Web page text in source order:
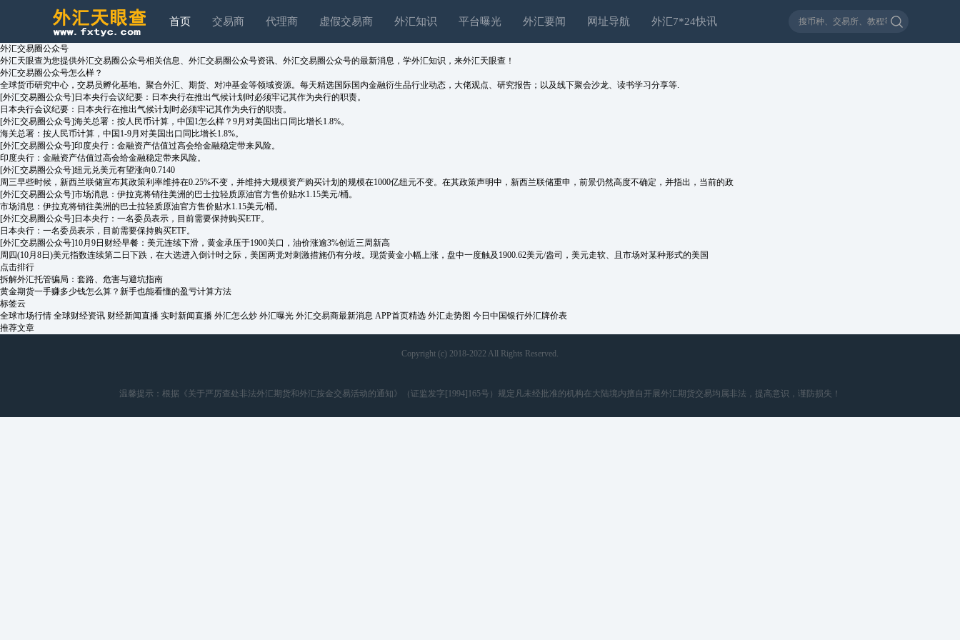
首页 交易商 代理商 虚假交易商 外汇知识 平台曝光 外汇要闻 网址导航 外汇7*24快讯
外汇交易圈公众号
外汇天眼查为您提供外汇交易圈公众号相关信息、外汇交易圈公众号资讯、外汇交易圈公众号的最新消息，学外汇知识，来外汇天眼查！
外汇交易圈公众号怎么样？
全球货币研究中心，交易员孵化基地。聚合外汇、期货、对冲基金等领域资源。每天精选国际国内金融衍生品行业动态，大佬观点、研究报告；以及线下聚会沙龙、读书学习分享等.
[外汇交易圈公众号] 日本央行会议纪要：日本央行在推出气候计划时必须牢记其作为央行的职责。
日本央行会议纪要：日本央行在推出气候计划时必须牢记其作为央行的职责。
[外汇交易圈公众号]海关总署：按人民币计算，中国1怎么样？9月对美国出口同比增长1.8%。
海关总署：按人民币计算，中国1-9月对美国出口同比增长1.8%。
[外汇交易圈公众号]印度央行：金融资产估值过高会给金融稳定带来风险。
印度央行：金融资产估值过高会给金融稳定带来风险。
[外汇交易圈公众号]纽元兑美元有望涨向0.7140
周三早些时候，新西兰联储宣布其政策利率维持在0.25%不变，并维持大规模资产购买计划的规模在1000亿纽元不变。在其政策声明中，新西兰联储重申，前景仍然高度不确定，并指出，当前的政
[外汇交易圈公众号]市场消息：伊拉克将销往美洲的巴士拉轻质原油官方售价贴水1.15美元/桶。
市场消息：伊拉克将销往美洲的巴士拉轻质原油官方售价贴水1.15美元/桶。
[外汇交易圈公众号] 日本央行：一名委员表示，目前需要保持购买ETF。
日本央行：一名委员表示，目前需要保持购买ETF。
[外汇交易圈公众号]10月9日财经早餐：美元连续下滑，黄金承压于1900关口，油价涨逾3%创近三周新高
周四(10月8日)美元指数连续第二日下跌，在大选进入倒计时之际，美国两党对刺激措施仍有分歧。现货黄金小幅上涨，盘中一度触及1900.62美元/盎司，美元走软、且市场对某种形式的美国
点击排行
拆解外汇托管骗局：套路、危害与避坑指南
黄金期货一手赚多少钱怎么算？新手也能看懂的盈亏计算方法
标签云
全球市场行情 全球财经资讯 财经新闻直播 实时新闻直播 外汇怎么炒 外汇曝光 外汇交易商最新消息 APP首页精选 外汇走势图 今日中国银行外汇牌价表
推荐文章
Copyright (c) 2018-2022 All Rights Reserved.
温馨提示：根据《关于严厉查处非法外汇期货和外汇按金交易活动的通知》（证监发字[1994]165号）规定凡未经批准的机构在大陆境内擅自开展外汇期货交易均属非法，提高意识，谨防损失！